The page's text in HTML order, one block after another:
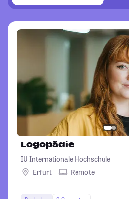
Logopädie
IU Internationale Hochschule
Erfurt
Remote